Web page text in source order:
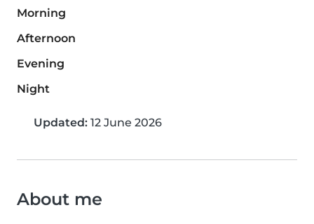
Morning
Afternoon
Evening
Night
Updated: 12 June 2026
About me